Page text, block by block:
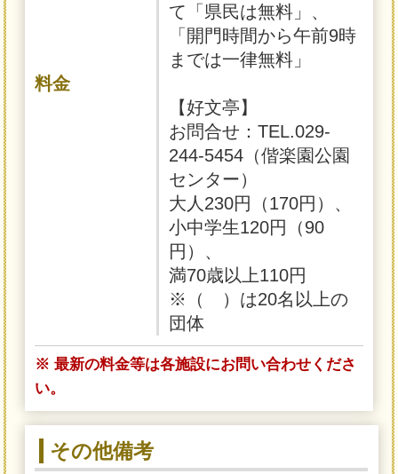
料金
て「県民は無料」、
「開門時間から午前9時
までは一律無料」
【好文亭】
お問合せ：TEL.029-
244-5454（偕楽園公園
センター）
大人230円（170円）、
小中学生120円（90
円）、
満70歳以上110円
※（ ）は20名以上の
団体
※ 最新の料金等は各施設にお問い合わせくださ
い。
その他備考